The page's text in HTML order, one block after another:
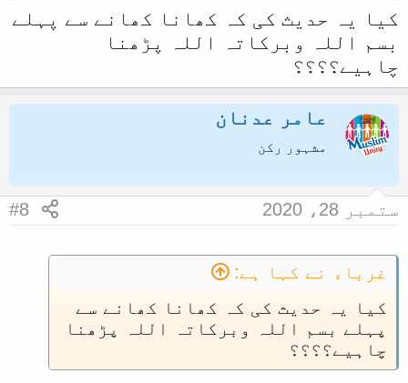
کیا یہ حدیث کی کہ کھانا کھانے سے پہلے
بسم اللہ وبرکاتہ اللہ پڑھنا
چاہیے؟؟؟؟
عامر عدنان
مشہور رکن
ستمبر 28، 2020 #8
غرباء نے کہا ہے:
کیا یہ حدیث کی کہ کھانا کھانے سے
پہلے بسم اللہ وبرکاتہ اللہ پڑھنا
چاہیے؟؟؟؟